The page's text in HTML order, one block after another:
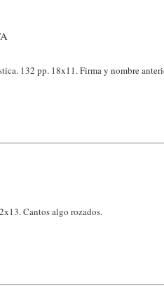
132 pp. 18x11. Firma y nombre
Cantos algo rozados.